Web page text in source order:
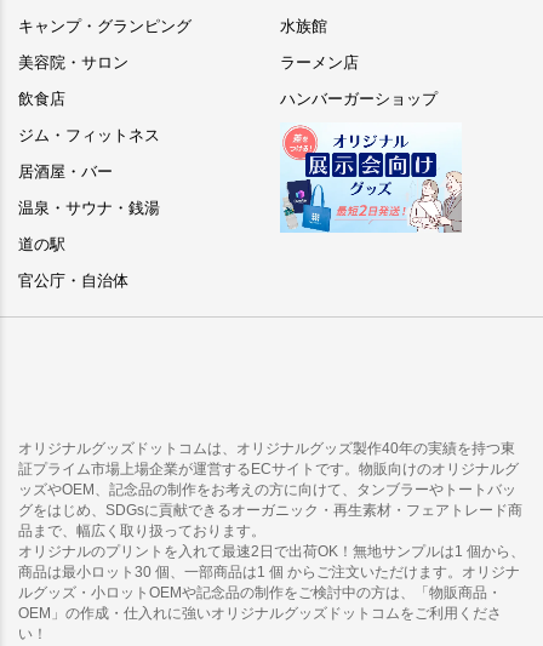
キャンプ・グランピング
美容院・サロン
飲食店
ジム・フィットネス
居酒屋・バー
温泉・サウナ・銭湯
道の駅
官公庁・自治体
水族館
ラーメン店
ハンバーガーショップ
オリジナルグッズドットコムは、オリジナルグッズ製作40年の実績を持つ東
証プライム市場上場企業が運営するECサイトです。物販向けのオリジナルグ
ッズやOEM、記念品の制作をお考えの方に向けて、タンブラーやトートバッ
グをはじめ、SDGsに貢献できるオーガニック・再生素材・フェアトレード商
品まで、幅広く取り扱っております。
オリジナルのプリントを入れて最速2日で出荷OK！無地サンプルは1 個から、
商品は最小ロット30 個、一部商品は1 個 からご注文いただけます。オリジナ
ルグッズ・小ロットOEMや記念品の制作をご検討中の方は、「物販商品・
OEM」の作成・仕入れに強いオリジナルグッズドットコムをご利用くださ
い！